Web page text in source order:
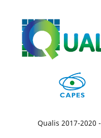
Qualis 2017-2020 -